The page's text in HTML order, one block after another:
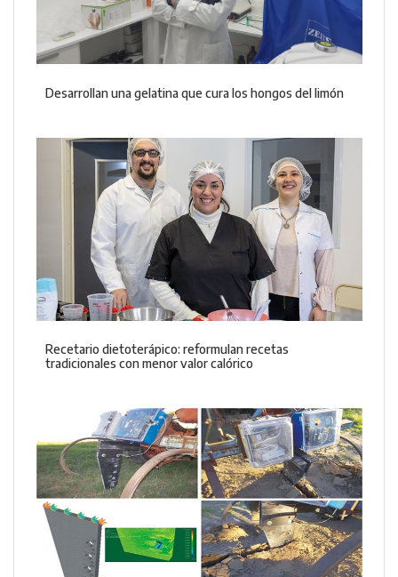
Desarrollan una gelatina que cura los hongos del limón
Recetario dietoterápico: reformulan recetas
tradicionales con menor valor calórico